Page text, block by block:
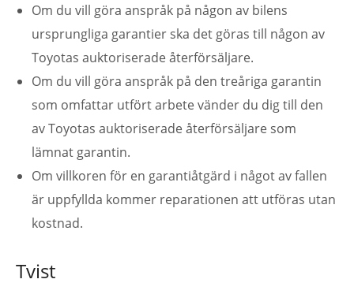
Om du vill göra anspråk på någon av bilens
ursprungliga garantier ska det göras till någon av
Toyotas auktoriserade återförsäljare.
Om du vill göra anspråk på den treåriga garantin
som omfattar utfört arbete vänder du dig till den
av Toyotas auktoriserade återförsäljare som
lämnat garantin.
Om villkoren för en garantiåtgärd i något av fallen
är uppfyllda kommer reparationen att utföras utan
kostnad.
Tvist